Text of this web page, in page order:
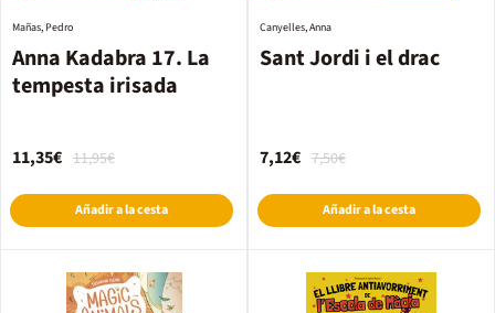
Anna Kadabra 17. La
tempesta irisada
Mañas, Pedro
11,95€
11,35€
Añadir a la cesta
Sant Jordi i el drac
Canyelles, Anna
7,50€
7,12€
Añadir a la cesta